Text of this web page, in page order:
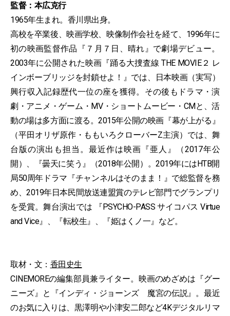
監督：本広克行
1965年生まれ。香川県出身。
高校を卒業後、映画学校、映像制作会社を経て、1996年に
初の映画監督作品『７月７日、晴れ』で劇場デビュー。
2003年に公開された映画『踊る大捜査線 THE MOVIE２ レ
インボーブリッジを封鎖せよ！』では、日本映画（実写）
興行収入記録歴代一位の座を獲得。その後もドラマ・演
劇・アニメ・ゲーム・MV・ショートムービー・CMと、活
動の場は多方面に渡る。2015年公開の映画『幕が上がる』
（平田オリザ原作・ももいろクローバーZ主演）では、舞
台版の演出も担当。最近作は映画『亜人』（2017年公
開）、『曇天に笑う』（2018年公開）。2019年にはHTB開
局50周年ドラマ『チャンネルはそのまま！』で総監督を務
め、2019年日本民間放送連盟賞のテレビ部門でグランプリ
を受賞。舞台演出では 『PSYCHO-PASS サイコパス Virtue
and Vice』、『転校生』、『姫はくノ一』など。
取材・文： 香田史生
CINEMOREの編集部員兼ライター。映画のめざめは『グー
ニーズ』と『インディ・ジョーンズ 魔宮の伝説』。最近
のお気に入りは、黒澤明や小津安二郎など4Kデジタルリマ